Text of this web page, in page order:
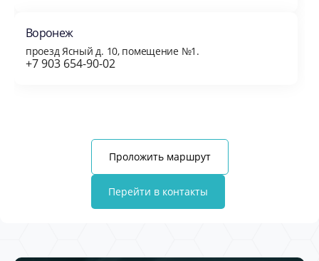
Воронеж
проезд Ясный д. 10, помещение №1.
+7 903 654-90-02
Проложить маршрут
Перейти в контакты